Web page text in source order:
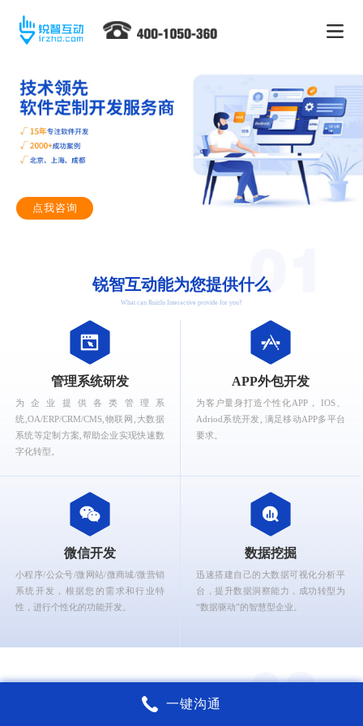
点我咨询
锐智互动能为您提供什么
What can Ruizhi Interactive provide for you?
管理系统研发
为企业提供各类管理系
统,OA/ERP/CRM/CMS,物联网,大数据
系统等定制方案,帮助企业实现快速数
字化转型。
APP外包开发
为客户量身打造个性化APP， IOS、
Adriod系统开发, 满足移动APP多平台
要求。
微信开发
小程序/公众号/微网站/微商城/微营销
系统开发，根据您的需求和行业特
性，进行个性化的功能开发。
数据挖掘
迅速搭建自己的大数据可视化分析平
台，提升数据洞察能力，成功转型为
“数据驱动”的智慧型企业。
锐智互动核心能力
一键沟通